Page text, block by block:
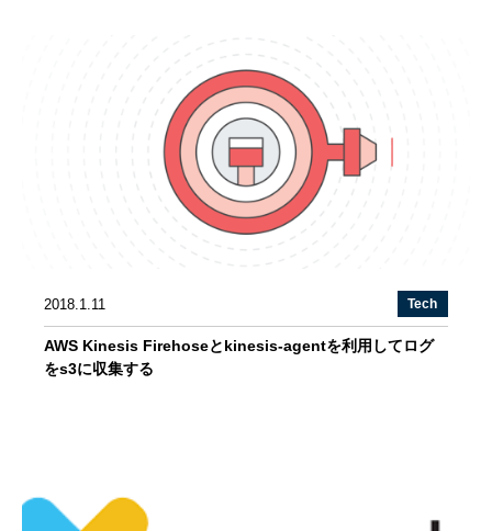
2018.1.11 Tech
AWS Kinesis Firehoseとkinesis-agentを利用してログ
をs3に収集する